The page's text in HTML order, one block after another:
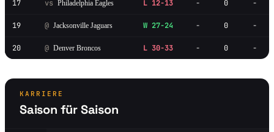
17 vs Philadelphia Eagles L 12-13 - 0 -
19 @ Jacksonville Jaguars W 27-24 - 0 -
20 @ Denver Broncos L 30-33 - 0 -
KARRIERE
Saison für Saison